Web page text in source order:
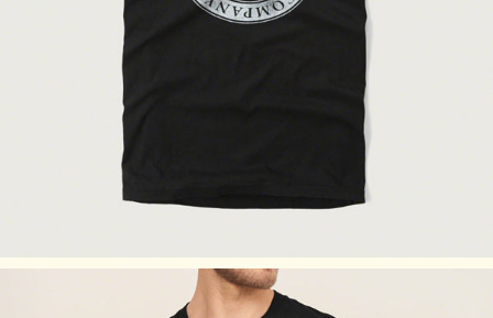
XLサイズ
※あくまで目安となりますのでご了承ください。